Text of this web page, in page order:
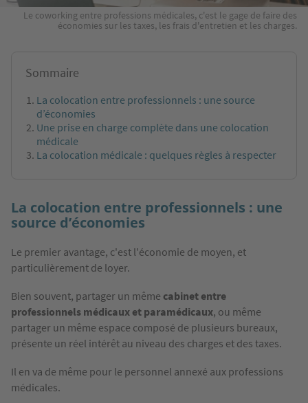
Le coworking entre professions médicales, c'est le gage de faire des
économies sur les taxes, les frais d'entretien et les charges.
Sommaire
La colocation entre professionnels : une source
d’économies
Une prise en charge complète dans une colocation
médicale
La colocation médicale : quelques règles à respecter
La colocation entre professionnels : une
source d’économies
Le premier avantage, c'est l'économie de moyen, et
particulièrement de loyer.
Bien souvent, partager un même cabinet entre
professionnels médicaux et paramédicaux, ou même
partager un même espace composé de plusieurs bureaux,
présente un réel intérêt au niveau des charges et des taxes.
Il en va de même pour le personnel annexé aux professions
médicales.